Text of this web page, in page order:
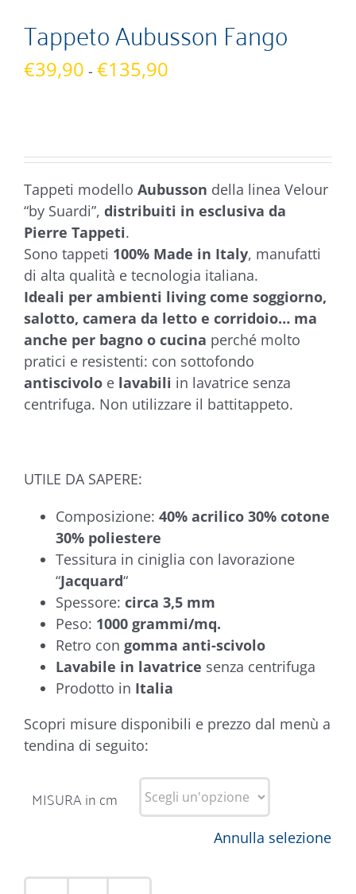
Tappeto Aubusson Fango
€39,90 - €135,90
€135,90
Tappeti modello Aubusson della linea Velour
“by Suardi”, distribuiti in esclusiva da
Pierre Tappeti.
Sono tappeti 100% Made in Italy, manufatti
di alta qualità e tecnologia italiana.
Ideali per ambienti living come soggiorno,
salotto, camera da letto e corridoio… ma
anche per bagno o cucina perché molto
pratici e resistenti: con sottofondo
antiscivolo e lavabili in lavatrice senza
centrifuga. Non utilizzare il battitappeto.
UTILE DA SAPERE:
Composizione: 40% acrilico 30% cotone
30% poliestere
Tessitura in ciniglia con lavorazione
“Jacquard“
Spessore: circa 3,5 mm
Peso: 1000 grammi/mq.
Retro con gomma anti-scivolo
Lavabile in lavatrice senza centrifuga
Prodotto in Italia
Scopri misure disponibili e prezzo dal menù a
tendina di seguito:
MISURA in cm
Annulla selezione